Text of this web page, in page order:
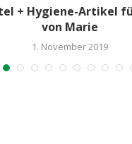
+ Hygiene-Artikel
von Marie
1. November 2019